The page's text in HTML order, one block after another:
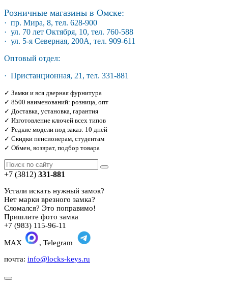
Розничные магазины в Омске:
· пр. Мира, 8, тел. 628-900
· ул. 70 лет Октября, 10, тел. 760-588
· ул. 5-я Северная, 200А, тел. 909-611
Оптовый отдел:
· Пристанционная, 21, тел. 331-881
✓ Замки и вся дверная фурнитура
✓ 8500 наименований: розница, опт
✓ Доставка, установка, гарантия
✓ Изготовление ключей всех типов
✓ Редкие модели под заказ: 10 дней
✓ Скидки пенсионерам, студентам
✓ Обмен, возврат, подбор товара
+7 (3812) 331-881
Устали искать нужный замок?
Нет марки врезного замка?
Сломался? Это поправимо!
Пришлите фото замка
+7 (983) 115-96-11
MAX
, Telegram
почта: info@locks-keys.ru